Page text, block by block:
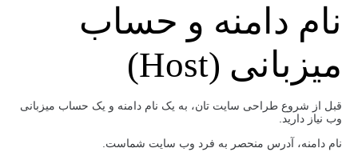
نام دامنه و حساب
میزبانی (Host)
قبل از شروع طراحی سایت تان، به یک نام دامنه و یک حساب میزبانی
وب نیاز دارید.
نام دامنه، آدرس منحصر به فرد وب سایت شماست.